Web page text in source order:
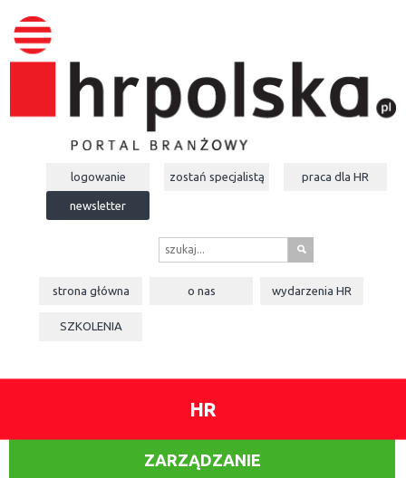
logowanie zostań specjalistą praca dla HR
newsletter
s
strona główna o nas wydarzeniaHR
SZKOLENIA
HR
ZARZĄDZANIE